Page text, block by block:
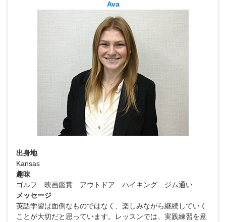
Ava
出身地
Kansas
趣味
ゴルフ 映画鑑賞 アウトドア ハイキング ジム通い
メッセージ
英語学習は面倒なものではなく、楽しみながら継続していく
ことが大切だと思っています。レッスンでは、実践練習を意